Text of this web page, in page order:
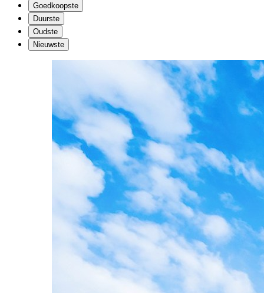
Goedkoopste
Duurste
Oudste
Nieuwste